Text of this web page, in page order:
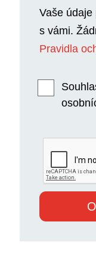
Vaše údaje
s vámi.
Pravidla